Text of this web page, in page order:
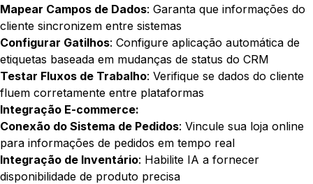
Mapear Campos de Dados: Garanta que informações do
cliente sincronizem entre sistemas
Configurar Gatilhos: Configure aplicação automática de
etiquetas baseada em mudanças de status do CRM
Testar Fluxos de Trabalho: Verifique se dados do cliente
fluem corretamente entre plataformas
Integração E-commerce:
Conexão do Sistema de Pedidos: Vincule sua loja online
para informações de pedidos em tempo real
Integração de Inventário: Habilite IA a fornecer
disponibilidade de produto precisa